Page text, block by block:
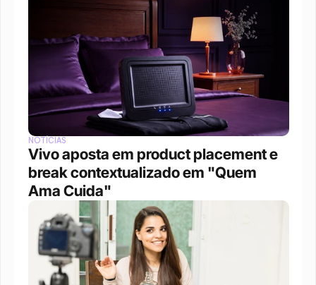
NOTÍCIAS
Vivo aposta em product placement e
break contextualizado em "Quem
Ama Cuida"